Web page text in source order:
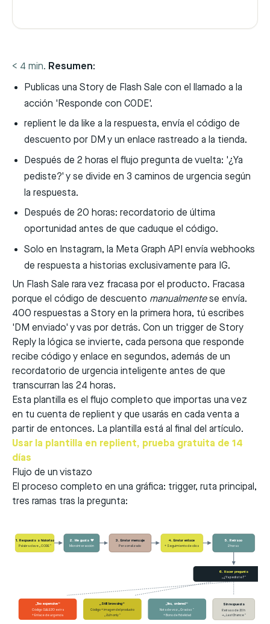
< 4 min. Resumen:
Publicas una Story de Flash Sale con el llamado a la
acción 'Responde con CODE'.
replient le da like a la respuesta, envía el código de
descuento por DM y un enlace rastreado a la tienda.
Después de 2 horas el flujo pregunta de vuelta: '¿Ya
pediste?' y se divide en 3 caminos de urgencia según
la respuesta.
Después de 20 horas: recordatorio de última
oportunidad antes de que caduque el código.
Solo en Instagram, la Meta Graph API envía webhooks
de respuesta a historias exclusivamente para IG.
Un Flash Sale rara vez fracasa por el producto. Fracasa
porque el código de descuento manualmentese envía.
400 respuestas a Story en la primera hora, tú escribes
'DM enviado' y vas por detrás. Con un trigger de Story
Reply la lógica se invierte, cada persona que responde
recibe código y enlace en segundos, además de un
recordatorio de urgencia inteligente antes de que
transcurran las 24 horas.
Esta plantilla es el flujo completo que importas una vez
en tu cuenta de replient y que usarás en cada venta a
partir de entonces. La plantilla está al final del artículo.
Usar la plantilla en replient, prueba gratuita de 14
días
Flujo de un vistazo
El proceso completo en una gráfica: trigger, ruta principal,
tres ramas tras la pregunta:
1. Respuesta a historias
Palabra clave „CODE“
2. Me gusta ❤
Microinteracción
3. Enviar mensaje
Personalizado
4. Enviar enlace
+ Seguimiento de clics
5. Retraso
2 horas
6. Hacer pregunta
„¿Ya pediste?“
„Too expensive“
Código SALE20 extra
+ Enlace de urgencia
„Still browsing“
Código + imagen del producto
„24 h only“
„Yes, ordered“
Nota de voz „Gracias“
+ Bono de fidelidad
Sin respuesta
Retraso de 20 h
→ „Last Chance“